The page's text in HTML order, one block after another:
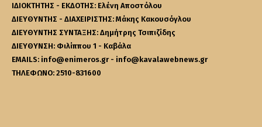
ΙΔΙΟΚΤΗΤΗΣ - ΕΚΔΟΤΗΣ: Ελένη Αποστόλου
ΔΙΕΥΘΥΝΤΗΣ - ΔΙΑΧΕΙΡΙΣΤΗΣ: Μάκης Κακουσόγλου
ΔΙΕΥΘΥΝΤΗΣ ΣΥΝΤΑΞΗΣ: Δημήτρης Τσιπιζίδης
ΔΙΕΥΘΥΝΣΗ: Φιλίππου 1 - Καβάλα
EMAILS: info@enimeros.gr - info@kavalawebnews.gr
ΤΗΛΕΦΩΝΟ: 2510-831600